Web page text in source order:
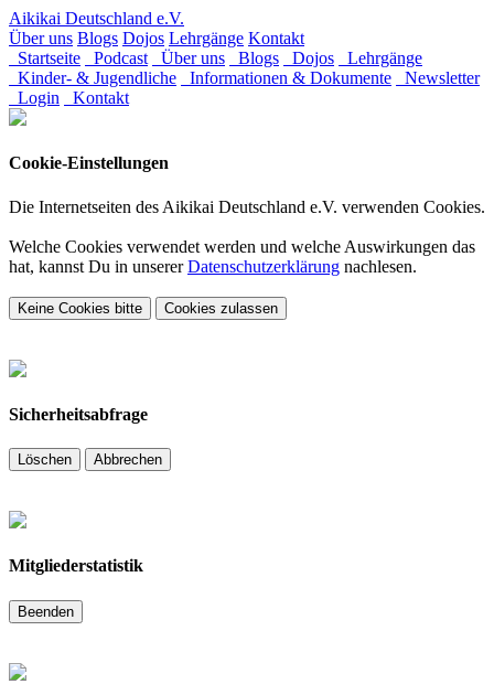
Aikikai Deutschland e.V.
Über uns Blogs Dojos Lehrgänge Kontakt
Startseite
Podcast Über uns Blogs Dojos
Lehrgänge
Kinder- & Jugendliche
Informationen & Dokumente
Newsletter
Login
Kontakt
Cookie-Einstellungen
Die Internetseiten des Aikikai Deutschland e.V. verwenden Cookies.
Welche Cookies verwendet werden und welche Auswirkungen das
hat, kannst Du in unsererDatenschutzerklärung nachlesen.
Keine Cookies bitte Cookies zulassen
Sicherheitsabfrage
Löschen Abbrechen
Mitgliederstatistik
Beenden